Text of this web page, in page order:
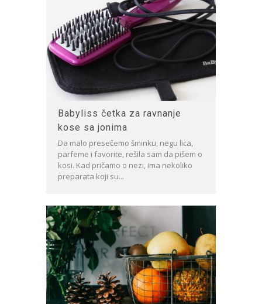
Babyliss četka za ravnanje
kose sa jonima
Da malo presečemo šminku, negu lica,
parfeme i favorite, rešila sam da pišem o
kosi. Kad pričamo o nezi, ima nekoliko
preparata koji su...